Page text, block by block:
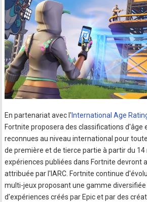
En partenariat avec l' International Age
Fortnite proposera des classifications d'âge
reconnues au niveau international pour
de première et de tierce partie à partir du
expériences publiées dans Fortnite devront
attribuée par l'IARC. Fortnite continue
multi-jeux proposant une gamme diversifiée
d'expériences créés par Epic et par des